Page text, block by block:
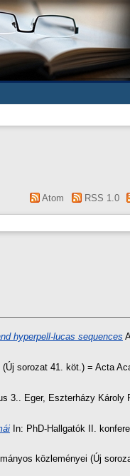
Atom RSS 1.0
hyperpell-lucas sequences
sorozat 41. köt.) = Acta
3.. Eger, Eszterházy Károly
In: PhD-Hallgatók II.
közleményei (Új